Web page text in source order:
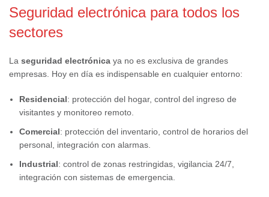
Seguridad electrónica para todos los
sectores
La seguridad electrónica ya no es exclusiva de grandes
empresas. Hoy en día es indispensable en cualquier entorno:
Residencial: protección del hogar, control del ingreso de
visitantes y monitoreo remoto.
Comercial: protección del inventario, control de horarios del
personal, integración con alarmas.
Industrial: control de zonas restringidas, vigilancia 24/7,
integración con sistemas de emergencia.